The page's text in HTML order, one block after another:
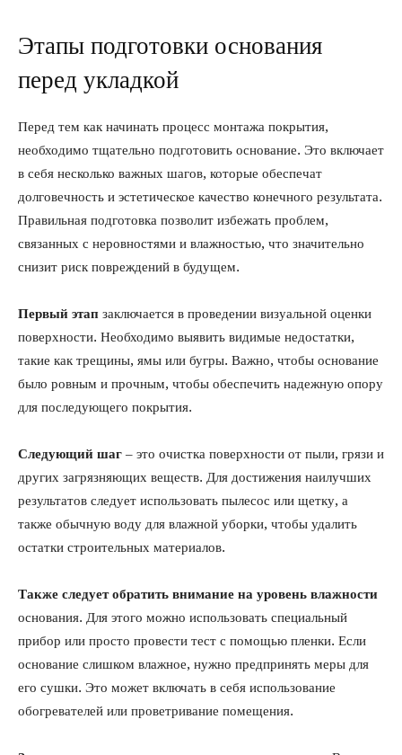
Этапы подготовки основания
перед укладкой
Перед тем как начинать процесс монтажа покрытия,
необходимо тщательно подготовить основание. Это включает
в себя несколько важных шагов, которые обеспечат
долговечность и эстетическое качество конечного результата.
Правильная подготовка позволит избежать проблем,
связанных с неровностями и влажностью, что значительно
снизит риск повреждений в будущем.
Первый этап заключается в проведении визуальной оценки
поверхности. Необходимо выявить видимые недостатки,
такие как трещины, ямы или бугры. Важно, чтобы основание
было ровным и прочным, чтобы обеспечить надежную опору
для последующего покрытия.
Следующий шаг – это очистка поверхности от пыли, грязи и
других загрязняющих веществ. Для достижения наилучших
результатов следует использовать пылесос или щетку, а
также обычную воду для влажной уборки, чтобы удалить
остатки строительных материалов.
Также следует обратить внимание на уровень влажности
основания. Для этого можно использовать специальный
прибор или просто провести тест с помощью пленки. Если
основание слишком влажное, нужно предпринять меры для
его сушки. Это может включать в себя использование
обогревателей или проветривание помещения.